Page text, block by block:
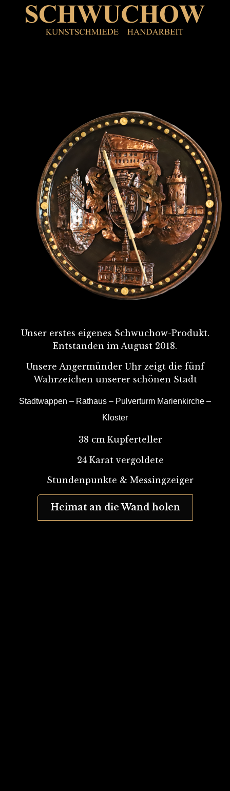
Unser erstes eigenes Schwuchow-Produkt.
Entstanden im August 2018.
Unsere Angermünder Uhr zeigt die fünf
Wahrzeichen unserer schönen Stadt
Stadtwappen – Rathaus – Pulverturm Marienkirche –
Kloster
38 cm Kupferteller
24 Karat vergoldete
Stundenpunkte & Messingzeiger
Heimat an die Wand holen